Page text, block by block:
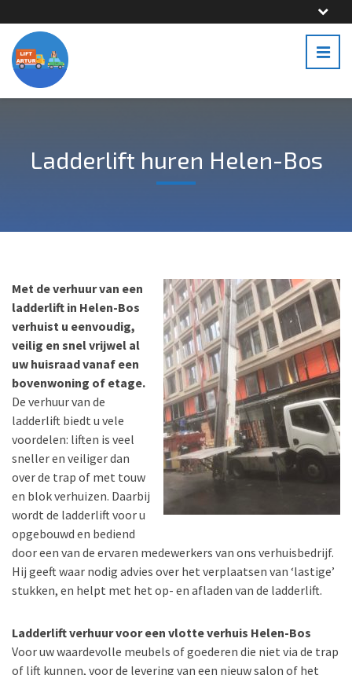
Ladderlift huren Helen-Bos
Met de verhuur van een
ladderlift in Helen-Bos
verhuist u eenvoudig,
veilig en snel vrijwel al
uw huisraad vanaf een
bovenwoning of etage.
De verhuur van de
ladderlift biedt u vele
voordelen: liften is veel
sneller en veiliger dan
over de trap of met touw
en blok verhuizen. Daarbij
wordt de ladderlift voor u
opgebouwd en bediend
door een van de ervaren medewerkers van ons verhuisbedrijf.
Hij geeft waar nodig advies over het verplaatsen van ‘lastige’
stukken, en helpt met het op- en afladen van de ladderlift.
Ladderlift verhuur voor een vlotte verhuis Helen-Bos
Voor uw waardevolle meubels of goederen die niet via de trap
of lift kunnen, voor de levering van een nieuw salon of het